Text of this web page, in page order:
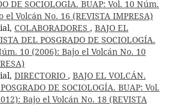
DE SOCIOLOGÍA. BUAP: Vol. 10 Núm.
el Volcán No. 16 (REVISTA IMPRESA)
COLABORADORES , BAJO EL
DEL POSGRADO DE SOCIOLOGÍA.
10 (2006): Bajo el Volcán No. 10
DIRECTORIO , BAJO EL VOLCÁN.
DE SOCIOLOGÍA. BUAP: Vol.
Bajo el Volcán No. 18 (REVISTA